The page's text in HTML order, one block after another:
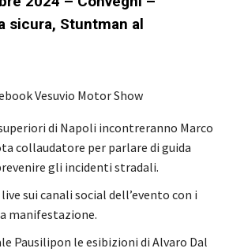
sicura, Stuntman al
Vesuvio Motor Show
di Napoli incontreranno Marco
collaudatore per parlare di guida
gli incidenti stradali.
sui canali social dell’evento con i
manifestazione.
Pausilipon le esibizioni di Alvaro Dal